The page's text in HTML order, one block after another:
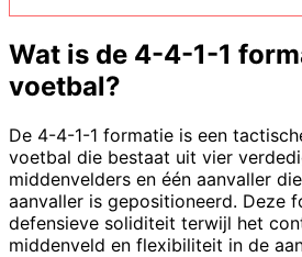
Wat is de 4-4-1-1
voetbal?
De 4-4-1-1 formatie is een
voetbal die bestaat uit vier
middenvelders en één aanvaller
aanvaller is gepositioneerd. Deze
defensieve soliditeit terwijl het
middenveld en flexibiliteit in de